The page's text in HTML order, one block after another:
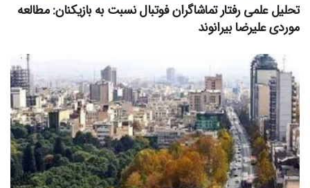
تحلیل علمی رفتار تماشاگران فوتبال نسبت به بازیکنان: مطالعه
موردی علیرضا بیرانوند